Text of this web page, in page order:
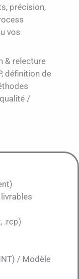
précision,
vos
& relecture
définition de
/
.rcp)
/ Modèle